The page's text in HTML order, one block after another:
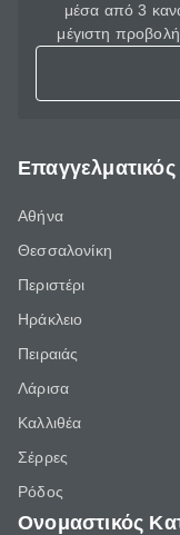
μέσα από 3
μέγιστη
Αθήνα
Θεσσαλονίκη
Περιστέρι
Ηράκλειο
Πειραιάς
Λάρισα
Καλλιθέα
Σέρρες
Ρόδος
Ονομαστικός